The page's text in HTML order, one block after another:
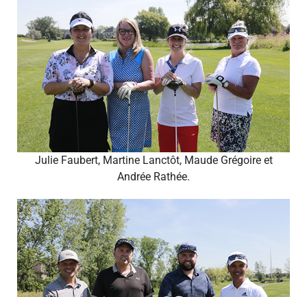
Julie Faubert, Martine Lanctôt, Maude Grégoire et
Andrée Rathée.